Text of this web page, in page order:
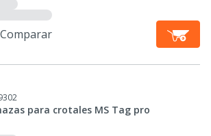
Comparar
para crotales MS Tag pro